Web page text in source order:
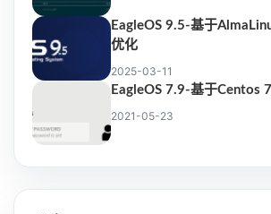
EagleOS 9.5-基于
优化
2025-03-11
EagleOS 7.9-基于Centos
2021-05-23